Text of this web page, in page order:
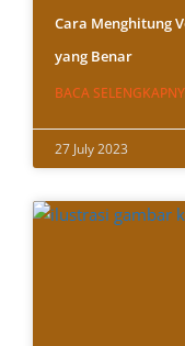
Cara Menghitung
yang Benar
BACA
27 July 2023